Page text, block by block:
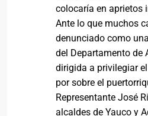
colocaría en aprietos
Ante lo que muchos
denunciado como
del Departamento de
dirigida a privilegiar
por sobre el
Representante José
alcaldes de Yauco y